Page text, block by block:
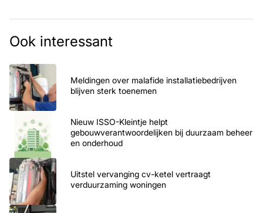
Ook interessant
Meldingen over malafide installatiebedrijven
blijven sterk toenemen
Nieuw ISSO-Kleintje helpt
gebouwverantwoordelijken bij duurzaam beheer
en onderhoud
Uitstel vervanging cv-ketel vertraagt
verduurzaming woningen